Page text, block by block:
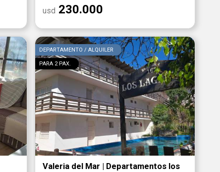
usd 230.000
DEPARTAMENTO / ALQUILER
PARA 2 PAX.
Valeria del Mar | Departamentos los